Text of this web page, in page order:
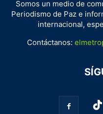
Somos un medio de
Periodismo de Paz e
internacional,
Contáctanos: